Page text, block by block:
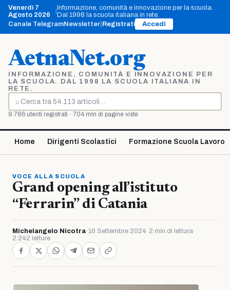
Vai
contenuto
Venerdì 7
Agosto 2026
Informazione, comunità e innovazione per la scuola.
Dal 1998 la scuola italiana in rete.
Canale TelegramNewsletter Registrati Accedi
AetnaNet.org
INFORMAZIONE, COMUNITÀ E INNOVAZIONE PER
LA SCUOLA. DAL 1998 LA SCUOLA ITALIANA IN
RETE.
⌕
Cerca
9.786 utenti registrati · 704 mln di pagine viste
Home Dirigenti Scolastici Formazione Scuola Lavoro
VOCE ALLA SCUOLA
Grand opening all’istituto
“Ferrarin” di Catania
Michelangelo Nicotra·16 Settembre 2024 · 2 min di lettura·
2.242 letture